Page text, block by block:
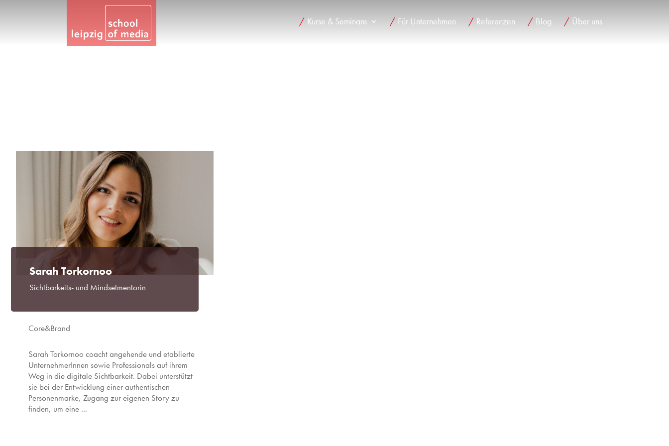
Kurse & Seminare Für Unternehmen Referenzen Blog Über uns
Sarah Torkornoo
Sichtbarkeits- und Mindsetmentorin
Core&Brand
Sarah Torkornoo coacht angehende und etablierte
UnternehmerInnen sowie Professionals auf ihrem
Weg in die digitale Sichtbarkeit. Dabei unterstützt
sie bei der Entwicklung einer authentischen
Personenmarke, Zugang zur eigenen Story zu
finden, um eine ...